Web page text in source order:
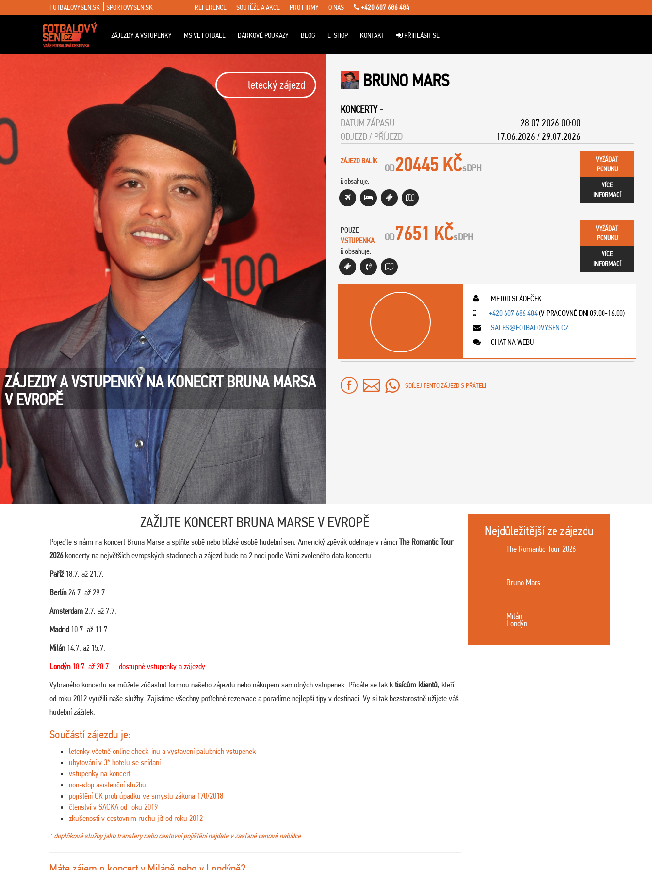
FUTBALOVYSEN.SK SPORTOVYSEN.SK REFERENCE SOUTĚŽE A AKCE PRO FIRMY O NÁS +420 607 686 484
ZÁJEZDY A VSTUPENKY MS VE FOTBALE DÁRKOVÉ POUKAZY BLOG E-SHOP KONTAKT PŘIHLÁSIT SE
letecký zájezd
ZÁJEZDY A VSTUPENKY NA KONECRT BRUNA MARSA
V EVROPĚ
BRUNO MARS
KONCERTY-
DATUM ZÁPASU
28.07.2026 00:00
ODJEZD / PŘÍJEZD
17.06.2026 / 29.07.2026
ZÁJEZD BALÍK
obsahuje:
OD20445 KČsDPH
VYŽÁDAT
PONUKU
VÍCE
INFORMACÍ
POUZE
VSTUPENKA
obsahuje:
OD7651 KČsDPH
VYŽÁDAT
PONUKU
VÍCE
INFORMACÍ
METOD SLÁDEČEK
+420 607 686 484(V PRACOVNÉ DNI 09:00-16:00)
SALES@FOTBALOVYSEN.CZ
CHAT NA WEBU
SDÍLEJ TENTO ZÁJEZD S PŘÁTELI
ZAŽIJTE KONCERT BRUNA MARSE V EVROPĚ
Pojeďte s námi na koncert Bruna Marse a splňte sobě nebo blízké osobě hudební sen. Americký zpěvák odehraje v rámci The Romantic Tour
2026koncerty na největších evropských stadionech a zájezd bude na 2 noci podle Vámi zvoleného data koncertu.
Paříž18.7. až 21.7.
Berlín26.7. až 29.7.
Amsterdam 2.7. až 7.7.
Madrid 10.7. až 11.7.
Milán14.7. až 15.7.
Londýn18.7. až 28.7. – dostupné vstupenky a zájezdy
Vybraného koncertu se můžete zúčastnit formou našeho zájezdu nebo nákupem samotných vstupenek. Přidáte se tak ktisícům klientů, kteří
od roku 2012 využili naše služby. Zajistíme všechny potřebné rezervace a poradíme nejlepší tipy v destinaci. Vy si tak bezstarostně užijete váš
hudební zážitek.
Součástí zájezdu je:
letenky včetně online check-inu a vystavení palubních vstupenek
ubytování v 3* hotelu se snídaní
vstupenky na koncert
non-stop asistenční službu
pojištění CK proti úpadku ve smyslu zákona 170/2018
členství v SACKA od roku 2019
zkušenosti v cestovním ruchu již od roku 2012
* doplňkové služby jako transfery nebo cestovní pojištění najdete v zaslané cenové nabídce
Nejdůležitější ze zájezdu
The Romantic Tour 2026
Bruno Mars
Milán
Londýn